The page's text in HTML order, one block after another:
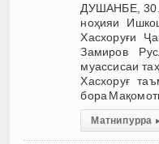
ДУШАНБЕ,
ноҳияи
Хасхоруғи
Замиров
муассисаи
Хасхоруғ
бора
Матни пурра